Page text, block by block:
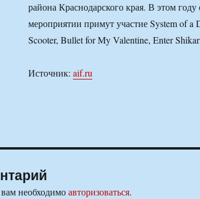
района Краснодарского края. В этом
мероприятии примут участие System of
Scooter, Bullet for My Valentine, Enter
Источник: aif.ru
необходимоавторизоваться.